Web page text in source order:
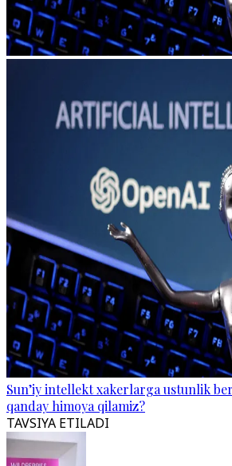
Sun’iy intellekt xakerlarga ustunlik
qanday himoya qilamiz?
TAVSIYA ETILADI